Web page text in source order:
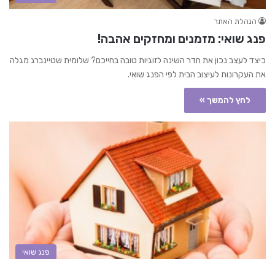
הנהלת האתר
פנג שואי: מזמנים ומחזקים אהבה!
כיצד לעצב נכון את חדר השינה לזוגיות טובה בחייכם? שלומית שטיינברג מגלה
את העקרונות לעיצוב הבית לפי הפנג שואי.
לחץ להמשך »
פנג שואי